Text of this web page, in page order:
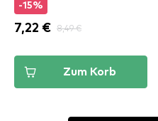
-15%
7,22 € 8,49 €
Zum Korb